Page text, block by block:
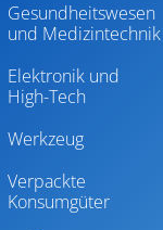
Gesundheitswesen
und Medizintechnik
Elektronik und
High-Tech
Werkzeug
Verpackte
Konsumgüter